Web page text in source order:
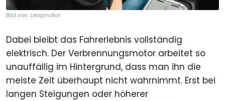
Bild von: Leapmotor
Dabei bleibt das Fahrerlebnis vollständig
elektrisch. Der Verbrennungsmotor arbeitet so
unauffällig im Hintergrund, dass man ihn die
meiste Zeit überhaupt nicht wahrnimmt. Erst bei
langen Steigungen oder höherer